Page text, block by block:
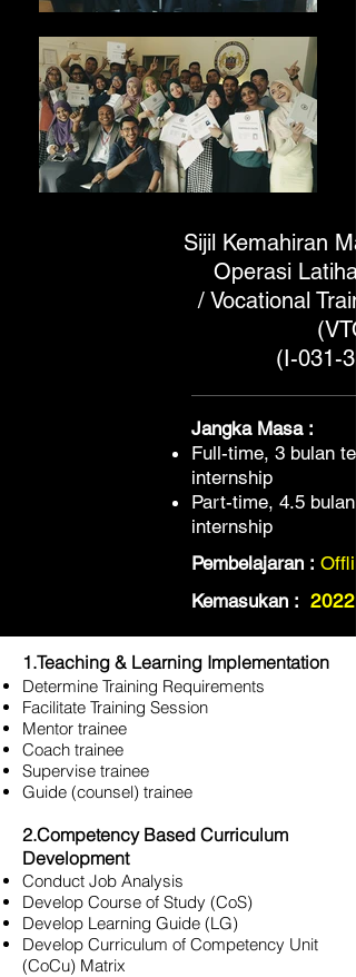
Sijil Kemahiran
Operasi
/ Vocational
(I-031-
Jangka Masa :
Full-time, 3 bulan
internship
Part-time, 4.5 bulan
internship
Pembelajaran :
Kemasukan : 2022
1.Teaching & Learning Implementation
Determine Training Requirements
Facilitate Training Session
Mentor trainee
Coach trainee
Supervise trainee
Guide (counsel) trainee
2.Competency Based Curriculum
Development
Conduct Job Analysis
Develop Course of Study (CoS)
Develop Learning Guide (LG)
Develop Curriculum of Competency Unit
(CoCu) Matrix